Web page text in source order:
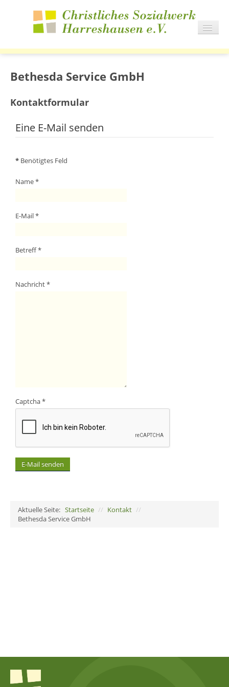
WOHNEN
IMPRESSIONEN
Bethesda Service GmbH
Kontaktformular
Eine E-Mail senden
* Benötigtes Feld
Name*
E-Mail*
Betreff*
Nachricht*
Captcha*
E-Mail senden
Aktuelle Seite: Startseite // Kontakt //
Bethesda Service GmbH